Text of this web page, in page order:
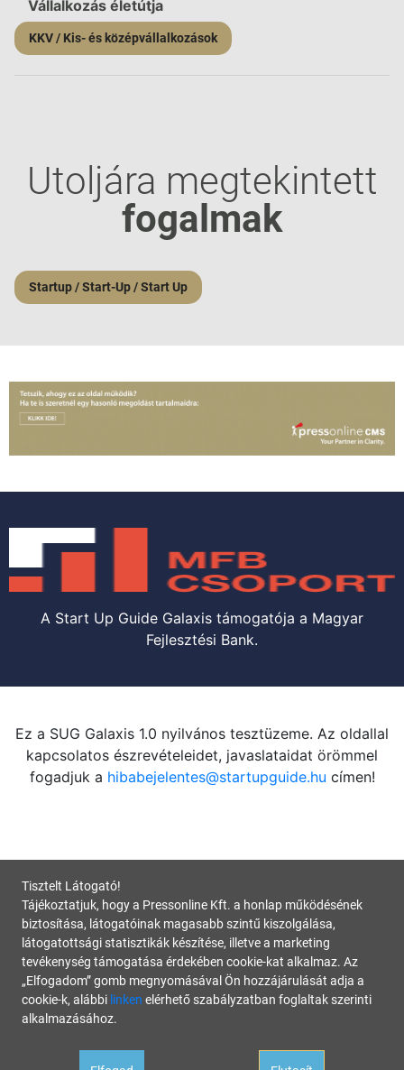
Vállalkozás életútja
KKV / Kis- és középvállalkozások
Utoljára megtekintett
fogalmak
Startup / Start-Up / Start Up
A Start Up Guide Galaxis támogatója a Magyar
Fejlesztési Bank.
Ez a SUG Galaxis 1.0 nyilvános tesztüzeme. Az oldallal
kapcsolatos észrevételeidet, javaslataidat örömmel
fogadjuk a hibabejelentes@startupguide.hu címen!
Tisztelt Látogató!
Tájékoztatjuk, hogy a Pressonline Kft. a honlap működésének
biztosítása, látogatóinak magasabb szintű kiszolgálása,
látogatottsági statisztikák készítése, illetve a marketing
tevékenység támogatása érdekében cookie-kat alkalmaz. Az
„Elfogadom” gomb megnyomásával Ön hozzájárulását adja a
cookie-k, alábbi linken elérhető szabályzatban foglaltak szerinti
alkalmazásához.